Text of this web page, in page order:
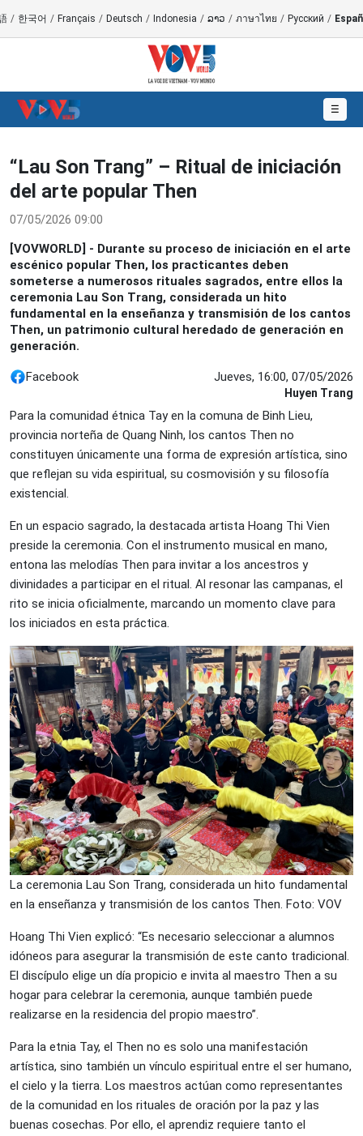
/ 한국어 / Français / Deutsch / Indonesia / ລາວ / ภาษาไทย / Русский /
☰
“Lau Son Trang” – Ritual de iniciación
del arte popular Then
07/05/2026 09:00
[VOVWORLD] - Durante su proceso de iniciación en el arte
escénico popular Then, los practicantes deben
someterse a numerosos rituales sagrados, entre ellos la
ceremonia Lau Son Trang, considerada un hito
fundamental en la enseñanza y transmisión de los cantos
Then, un patrimonio cultural heredado de generación en
generación.
Facebook Jueves, 16:00, 07/05/2026
Huyen Trang
Para la comunidad étnica Tay en la comuna de Binh Lieu,
provincia norteña de Quang Ninh, los cantos Then no
constituyen únicamente una forma de expresión artística, sino
que reflejan su vida espiritual, su cosmovisión y su filosofía
existencial.
En un espacio sagrado, la destacada artista Hoang Thi Vien
preside la ceremonia. Con el instrumento musical en mano,
entona las melodías Then para invitar a los ancestros y
divinidades a participar en el ritual. Al resonar las campanas, el
rito se inicia oficialmente, marcando un momento clave para
los iniciados en esta práctica.
La ceremonia Lau Son Trang, considerada un hito fundamental
en la enseñanza y transmisión de los cantos Then. Foto: VOV
Hoang Thi Vien explicó: “Es necesario seleccionar a alumnos
idóneos para asegurar la transmisión de este canto tradicional.
El discípulo elige un día propicio e invita al maestro Then a su
hogar para celebrar la ceremonia, aunque también puede
realizarse en la residencia del propio maestro”.
Para la etnia Tay, el Then no es solo una manifestación
artística, sino también un vínculo espiritual entre el ser humano,
el cielo y la tierra. Los maestros actúan como representantes
de la comunidad en los rituales de oración por la paz y las
buenas cosechas. Por ello, el aprendiz requiere tanto el